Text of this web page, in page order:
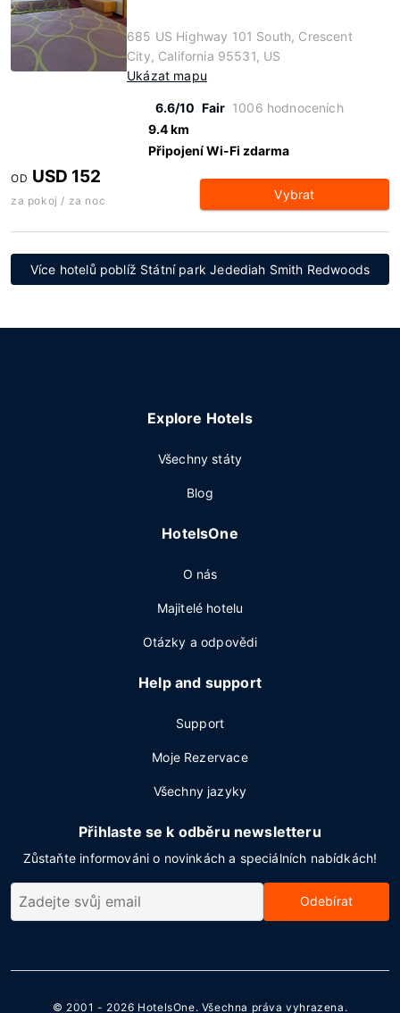
685 US Highway 101 South, Crescent
City, California 95531, US
Ukázat mapu
6.6/10 Fair 1006 hodnoceních
9.4 km
Připojení Wi-Fi zdarma
OD USD 152
za pokoj / za noc Vybrat
Více hotelů poblíž Státní park Jedediah Smith Redwoods
Explore Hotels
Všechny státy
Blog
HotelsOne
O nás
Majitelé hotelu
Otázky a odpovědi
Help and support
Support
Moje Rezervace
Všechny jazyky
Přihlaste se k odběru newsletteru
Zůstaňte informováni o novinkách a speciálních nabídkách!
Odebírat
© 2001 - 2026 HotelsOne. Všechna práva vyhrazena.